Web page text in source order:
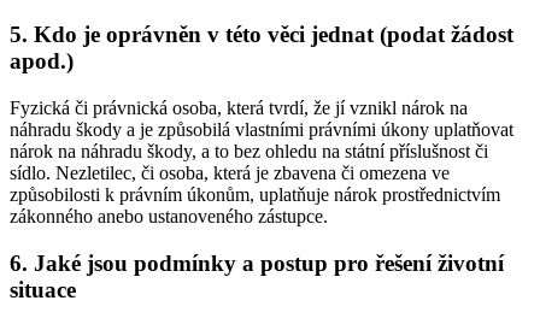
5. Kdo je oprávněn v této věci jednat (podat žádost
apod.)
Fyzická či právnická osoba, která tvrdí, že jí vznikl nárok na
náhradu škody a je způsobilá vlastními právními úkony uplatňovat
nárok na náhradu škody, a to bez ohledu na státní příslušnost či
sídlo. Nezletilec, či osoba, která je zbavena či omezena ve
způsobilosti k právním úkonům, uplatňuje nárok prostřednictvím
zákonného anebo ustanoveného zástupce.
6. Jaké jsou podmínky a postup pro řešení životní
situace